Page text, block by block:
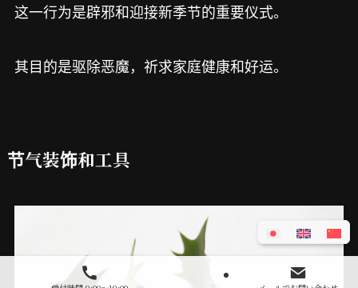
这一行为是辟邪和迎接新季节的重要仪式。
其目的是驱除恶魔，祈求家庭健康和好运。
节气装饰和工具